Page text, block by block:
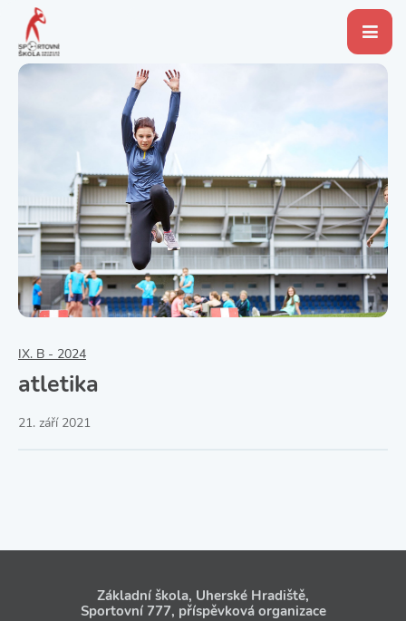
IX. B - 2024
atletika
21. září 2021
Základní škola, Uherské Hradiště,
Sportovní 777, příspěvková organizace